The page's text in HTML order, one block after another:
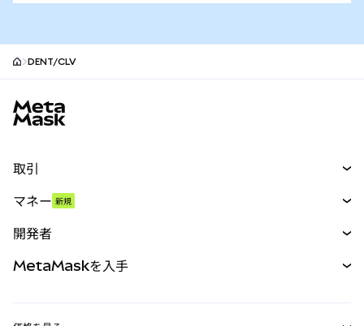
DENT/CLV
取引
パーペチュアル
RWA
マネー 新規
開発者
MetaMaskを入手